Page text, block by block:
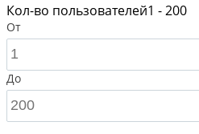
Кол-во пользователей1 - 200
От
До